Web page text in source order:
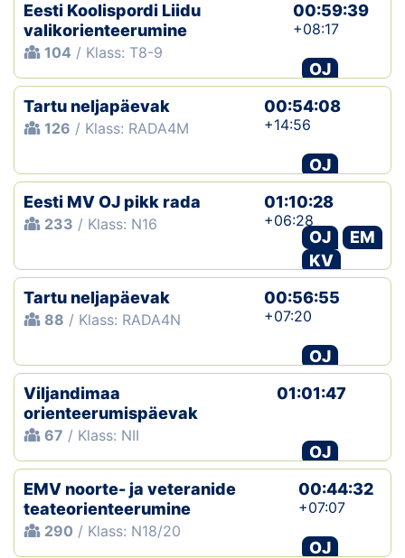
Eesti Koolispordi Liidu
valikorienteerumine
104 / Klass: T8-9
00:59:39
+08:17
OJ
Tartu neljapäevak
126 / Klass: RADA4M
00:54:08
+14:56
OJ
Eesti MV OJ pikk rada
233 / Klass: N16
01:10:28
+06:28
OJ
EM
KV
Tartu neljapäevak
88 / Klass: RADA4N
00:56:55
+07:20
OJ
Viljandimaa
orienteerumispäevak
67 / Klass: NII
01:01:47
OJ
EMV noorte- ja veteranide
teateorienteerumine
290 / Klass: N18/20
00:44:32
+07:07
OJ